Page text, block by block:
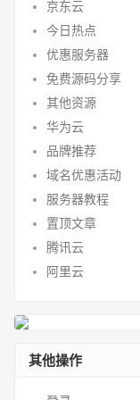
京东云
今日热点
优惠服务器
免费源码分享
其他资源
华为云
品牌推荐
域名优惠活动
服务器教程
置顶文章
腾讯云
阿里云
其他操作